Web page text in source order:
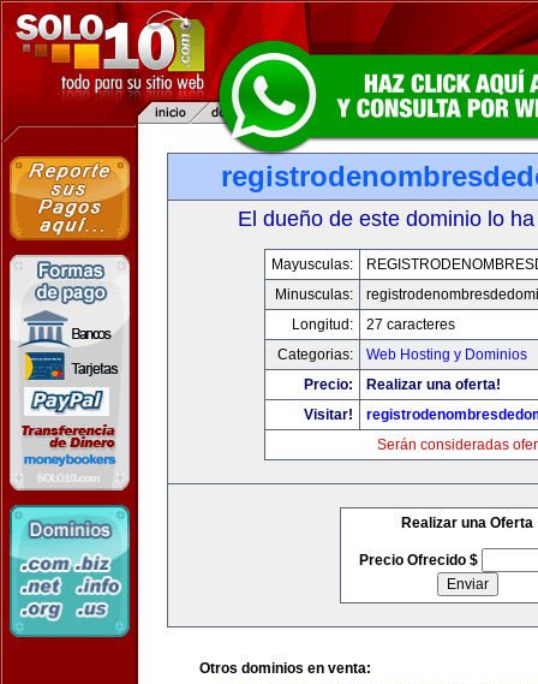
El dueño de este dominio lo
Mayusculas:
Minusculas:
Longitud:
27 caracteres
Categorias:
Web Hosting y Dominios
Precio:
Realizar una oferta!
Visitar!
Serán consideradas
Realizar una Oferta
Precio Ofrecido $
Otros dominios en venta: